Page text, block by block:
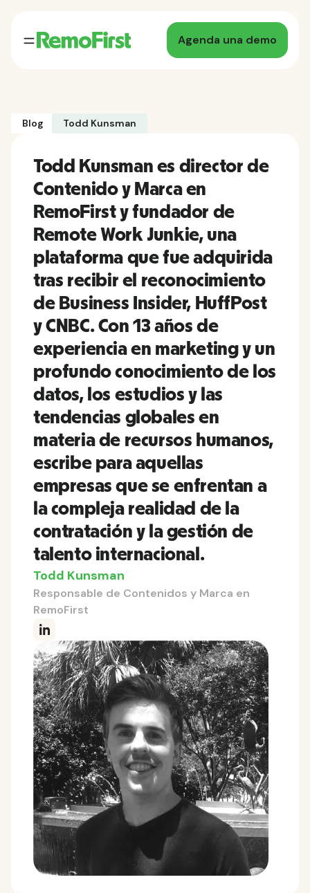
Agenda una demo
Blog Todd Kunsman
Todd Kunsman es director de
Contenido y Marca en
RemoFirst y fundador de
Remote Work Junkie, una
plataforma que fue adquirida
tras recibir el reconocimiento
de Business Insider, HuffPost
y CNBC. Con 13 años de
experiencia en marketing y un
profundo conocimiento de los
datos, los estudios y las
tendencias globales en
materia de recursos humanos,
escribe para aquellas
empresas que se enfrentan a
la compleja realidad de la
contratación y la gestión de
talento internacional.
Todd Kunsman
Responsable de Contenidos y Marca en
RemoFirst